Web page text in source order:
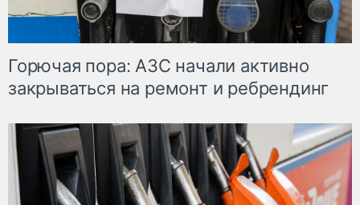
Горючая пора: АЗС начали активно
закрываться на ремонт и ребрендинг